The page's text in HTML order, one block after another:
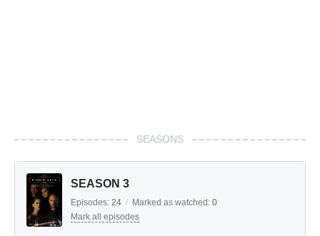
SEASONS
SEASON 3
Episodes: 24 / Marked as watched: 0
Mark all episodes